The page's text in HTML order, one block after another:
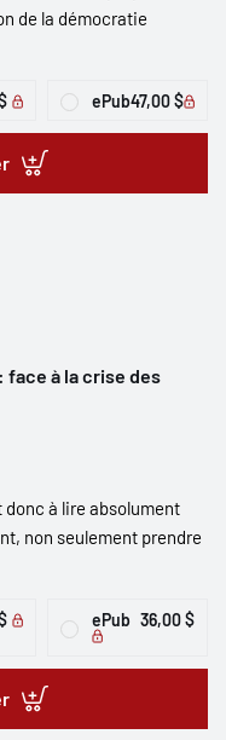
de la démocratie
ePub47,00 $
à la crise des
à lire absolument
non seulement prendre
ePub 36,00 $